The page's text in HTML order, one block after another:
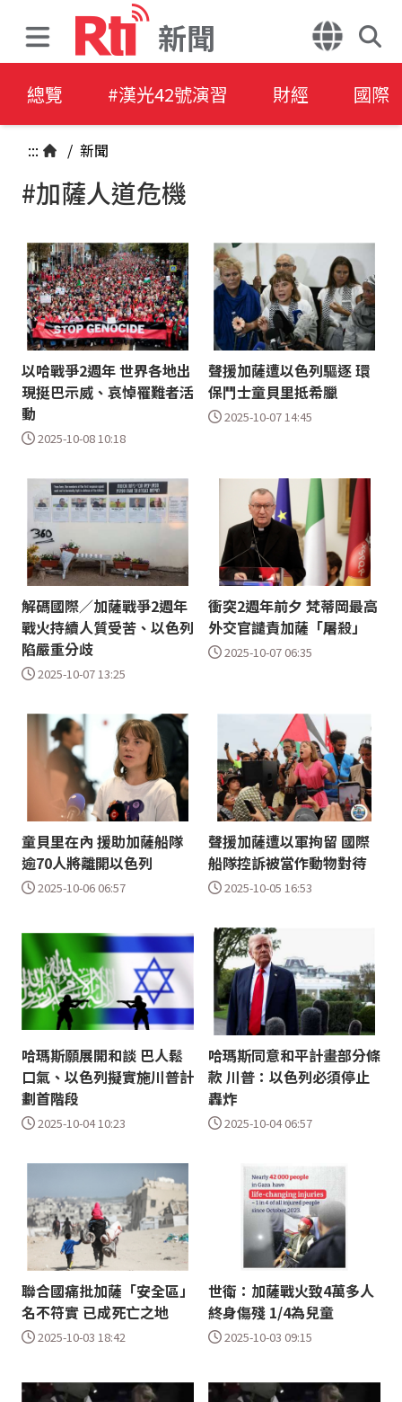
新聞
總覽 #漢光42號演習 財經 國際
::: / 新聞
#加薩人道危機
以哈戰爭2週年 世界各地出
現挺巴示威、哀悼罹難者活
動
2025-10-08 10:18
聲援加薩遭以色列驅逐 環
保鬥士童貝里抵希臘
2025-10-07 14:45
解碼國際／加薩戰爭2週年
戰火持續人質受苦、以色列
陷嚴重分歧
2025-10-07 13:25
衝突2週年前夕 梵蒂岡最高
外交官譴責加薩「屠殺」
2025-10-07 06:35
童貝里在內 援助加薩船隊
逾70人將離開以色列
2025-10-06 06:57
聲援加薩遭以軍拘留 國際
船隊控訴被當作動物對待
2025-10-05 16:53
哈瑪斯願展開和談 巴人鬆
口氣、以色列擬實施川普計
劃首階段
2025-10-04 10:23
哈瑪斯同意和平計畫部分條
款 川普：以色列必須停止
轟炸
2025-10-04 06:57
聯合國痛批加薩「安全區」
名不符實 已成死亡之地
2025-10-03 18:42
世衛：加薩戰火致4萬多人
終身傷殘 1/4為兒童
2025-10-03 09:15